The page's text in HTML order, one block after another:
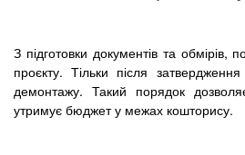
З підготовки документів та обмірів,
проєкту. Тільки після
демонтажу. Такий порядок
утримує бюджет у межах кошторису.